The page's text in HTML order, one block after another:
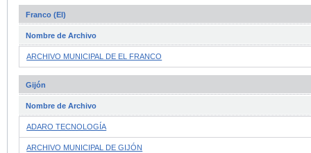
Franco (El)
Nombre de Archivo
ARCHIVO MUNICIPAL DE EL FRANCO
Gijón
Nombre de Archivo
ADARO TECNOLOGÍA
ARCHIVO MUNICIPAL DE GIJÓN